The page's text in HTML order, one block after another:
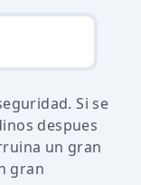
Si se
despues
un gran
gran